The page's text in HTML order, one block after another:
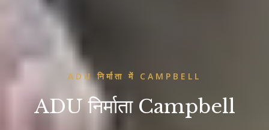
ADU निर्माता में CAMPBELL
ADU निर्माता Campbell